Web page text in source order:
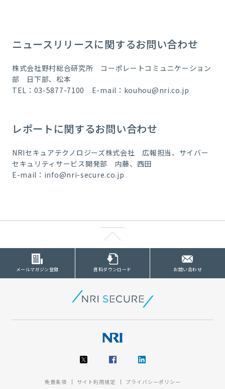
ニュースリリースに関するお問い合わせ
株式会社野村総合研究所 コーポレートコミュニケーション
部 日下部、松本
TEL：03-5877-7100 E-mail： kouhou@nri.co.jp
レポートに関するお問い合わせ
NRIセキュアテクノロジーズ株式会社 広報担当、サイバー
セキュリティサービス開発部 内藤、西田
E-mail： info@nri-secure.co.jp
メールマガジン登録 資料ダウンロード お問い合わせ
免責条項 サイト利用規定 プライバシーポリシー